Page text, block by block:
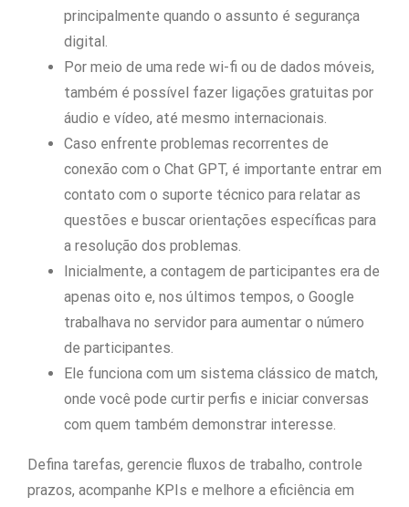
principalmente quando o assunto é segurança
digital.
Por meio de uma rede wi-fi ou de dados móveis,
também é possível fazer ligações gratuitas por
áudio e vídeo, até mesmo internacionais.
Caso enfrente problemas recorrentes de
conexão com o Chat GPT, é importante entrar em
contato com o suporte técnico para relatar as
questões e buscar orientações específicas para
a resolução dos problemas.
Inicialmente, a contagem de participantes era de
apenas oito e, nos últimos tempos, o Google
trabalhava no servidor para aumentar o número
de participantes.
Ele funciona com um sistema clássico de match,
onde você pode curtir perfis e iniciar conversas
com quem também demonstrar interesse.
Defina tarefas, gerencie fluxos de trabalho, controle
prazos, acompanhe KPIs e melhore a eficiência em